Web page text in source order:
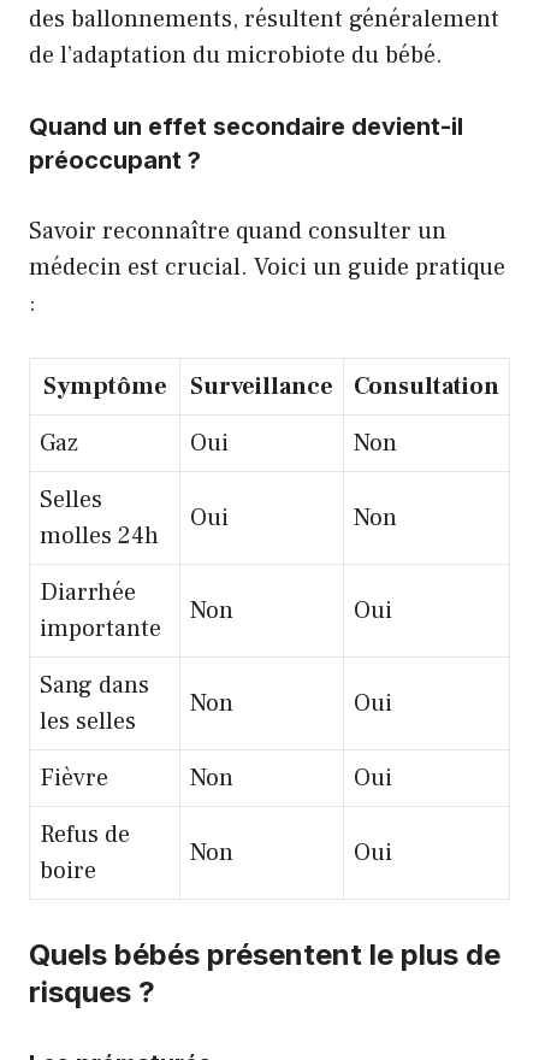
des ballonnements, résultent généralement
de l’adaptation du microbiote du bébé.
Quand un effet secondaire devient-il
préoccupant ?
Savoir reconnaître quand consulter un
médecin est crucial. Voici un guide pratique
:
Symptôme Surveillance
Consultation
Gaz
Oui
Non
Selles
molles 24h
Oui Non
Diarrhée
importante
Non Oui
Sang dans
les selles
Non Oui
Fièvre Non
Oui
Refus de
boire
Non Oui
Quels bébés présentent le plus de
risques ?